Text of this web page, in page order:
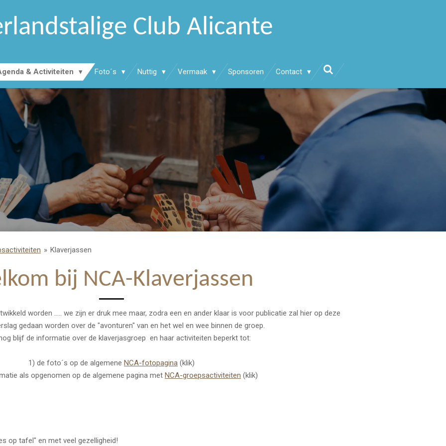
Club Alicante
& Activiteiten Foto´s Nuttig Vermaak Sponsoren Contact
» Klaverjassen
bij NCA-Klaverjassen
worden ..... we zijn er druk mee maar, zodra een en ander klaar is voor publicatie zal hier op deze
gedaan worden over de "avonturen" van en het wel en wee binnen de groep.
blijf de informatie over de klaverjasgroep en haar activiteiten beperkt tot:
1) de foto´s op de algemene NCA-fotopagina (klik)
als opgenomen op de algemene pagina met NCA-groepsactiviteiten (klik)
op tafel" en met veel gezelligheid!